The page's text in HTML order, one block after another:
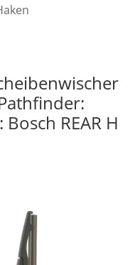
REAR H